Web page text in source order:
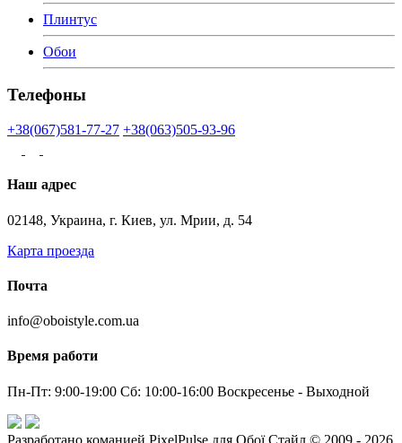
Плинтус
Обои
Телефоны
+38(067)581-77-27 +38(063)505-93-96
Наш адрес
02148, Украина, г. Киев, ул. Мрии, д. 54
Карта проезда
Почта
info@oboistyle.com.ua
Время работи
Пн-Пт: 9:00-19:00 Сб: 10:00-16:00 Воскресенье - Выходной
Разработано команией PixelPulse для Обої Стайл © 2009 - 2026